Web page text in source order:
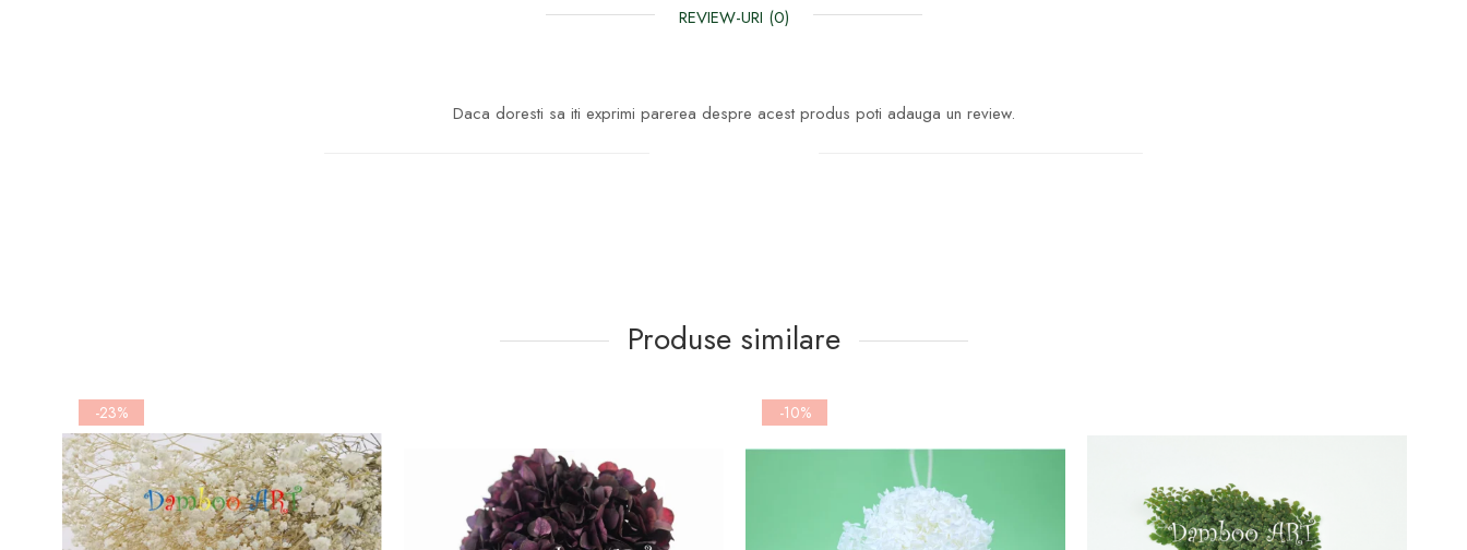
REVIEW-URI (0)
Daca doresti sa iti exprimi parerea despre acest produs poti adauga un review.
Produse similare
-23% -10%